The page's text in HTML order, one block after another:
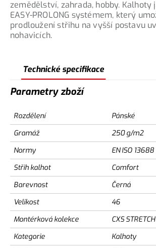
zemědělství, zahrada, hobby. Kalhoty
EASY-PROLONG systémem, který
prodloužení střihu na vyšší postavu
nohavicích.
Technické specifikace
Parametry zboží
Rozdělení
Pánské
Gramáž
250 g/m2
Normy
EN ISO 13688
Střih kalhot
Comfort
Barevnost
Černá
Velikost
46
Montérková kolekce
CXS STRETCH
Kategorie
Kalhoty